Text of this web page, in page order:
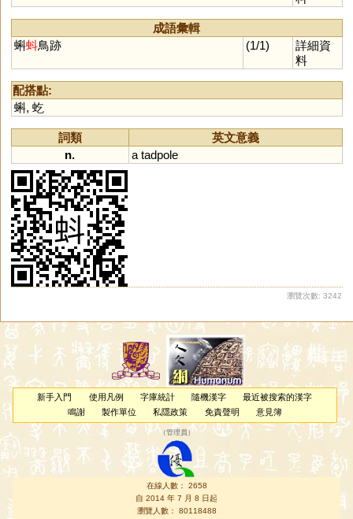
成語彙輯
蝌蚪鳥跡 (1/1)
詳細資
料
配搭點:
蝌, 虼
詞類
英文意義
n.
a tadpole
瀏覽次數: 3242
新手入門 使用凡例 字庫統計 隨機漢字
最近被搜索的漢字
鳴謝
製作單位 私隱政策 免責聲明 意見簿
（管理員 ）
在線人數： 2658
自 2014 年 7 月 8 日起
瀏覽人數： 80118488